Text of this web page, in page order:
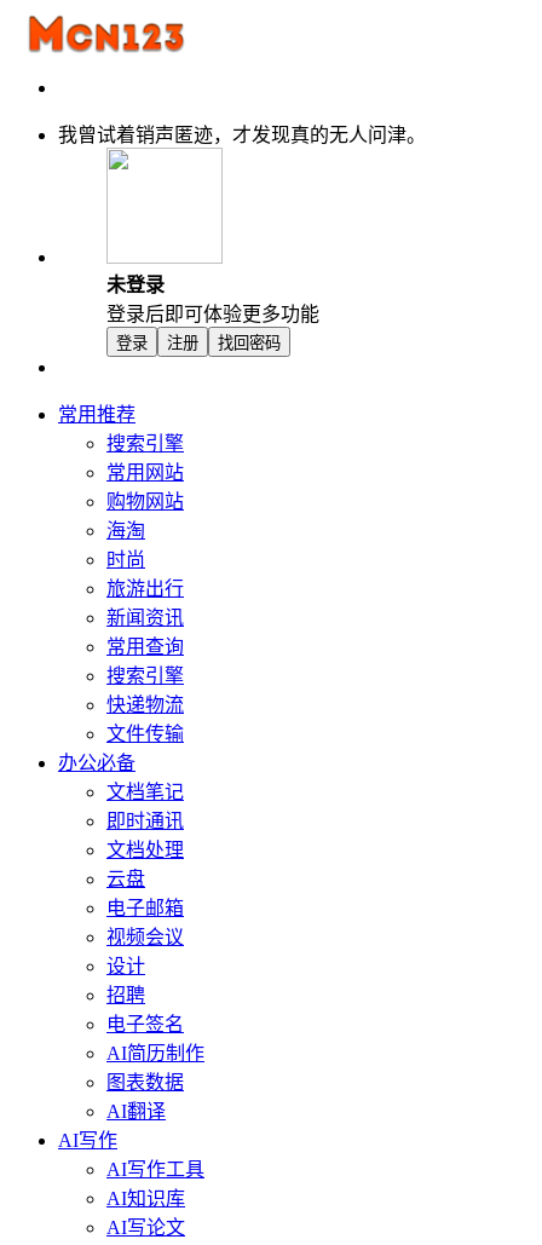
我曾试着销声匿迹，才发现真的无人问津。
未登录
登录后即可体验更多功能
登录 注册 找回密码
常用推荐
搜索引擎
常用网站
购物网站
海淘
时尚
旅游出行
新闻资讯
常用查询
搜索引擎
快递物流
文件传输
办公必备
文档笔记
即时通讯
文档处理
云盘
电子邮箱
视频会议
设计
招聘
电子签名
AI简历制作
图表数据
AI翻译
AI写作
AI写作工具
AI知识库
AI写论文